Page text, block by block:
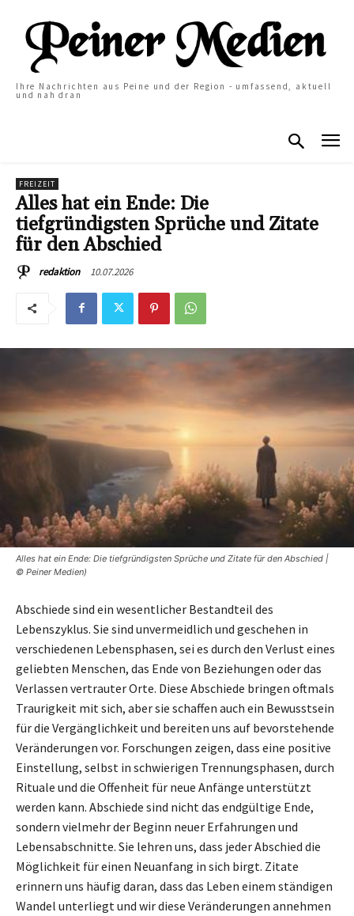
Ihre Nachrichten aus Peine und der Region - umfassend, aktuell
und nah dran
FREIZEIT
Alles hat ein Ende: Die
tiefgründigsten Sprüche und Zitate
für den Abschied
redaktion 10.07.2026
Alles hat ein Ende: Die tiefgründigsten Sprüche und Zitate für den Abschied |
© Peiner Medien)
Abschiede sind ein wesentlicher Bestandteil des
Lebenszyklus. Sie sind unvermeidlich und geschehen in
verschiedenen Lebensphasen, sei es durch den Verlust eines
geliebten Menschen, das Ende von Beziehungen oder das
Verlassen vertrauter Orte. Diese Abschiede bringen oftmals
Traurigkeit mit sich, aber sie schaffen auch ein Bewusstsein
für die Vergänglichkeit und bereiten uns auf bevorstehende
Veränderungen vor. Forschungen zeigen, dass eine positive
Einstellung, selbst in schwierigen Trennungsphasen, durch
Rituale und die Offenheit für neue Anfänge unterstützt
werden kann. Abschiede sind nicht das endgültige Ende,
sondern vielmehr der Beginn neuer Erfahrungen und
Lebensabschnitte. Sie lehren uns, dass jeder Abschied die
Möglichkeit für einen Neuanfang in sich birgt. Zitate
erinnern uns häufig daran, dass das Leben einem ständigen
Wandel unterliegt und wir diese Veränderungen annehmen